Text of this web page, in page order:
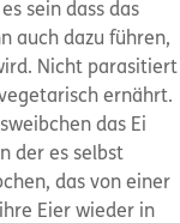
sein dass das
auch dazu führen,
Nicht parasitiert
ernährt.
das Ei
der es selbst
das von einer
Eier wieder in